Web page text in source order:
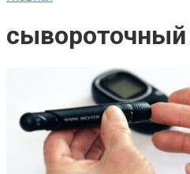
сывороточный